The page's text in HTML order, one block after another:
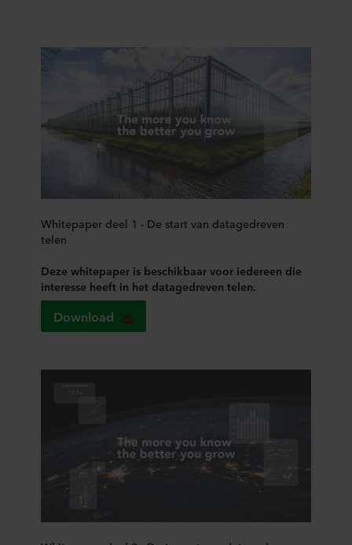
Whitepaper deel 1 - De start van datagedreven
telen
Deze whitepaper is beschikbaar voor iedereen die
interesse heeft in het datagedreven telen.
Download